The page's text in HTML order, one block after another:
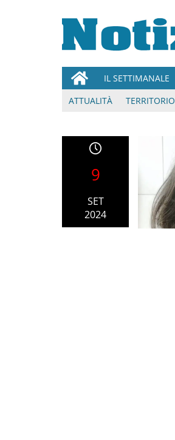
IL SETTIMANALE
ATTUALITÀ
TERRITORIO
9
SET
2024